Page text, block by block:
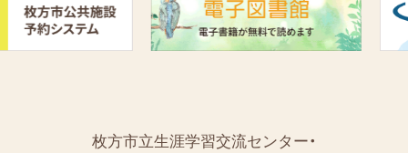
枚方市立生涯学習交流センター・